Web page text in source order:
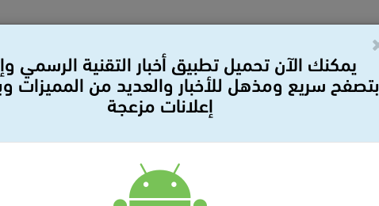
يمكنك الآن تحميل تطبيق أخبار التقنية الرسمي
بتصفح سريع ومذهل للأخبار والعديد من المميزات
إعلانات مزعجة